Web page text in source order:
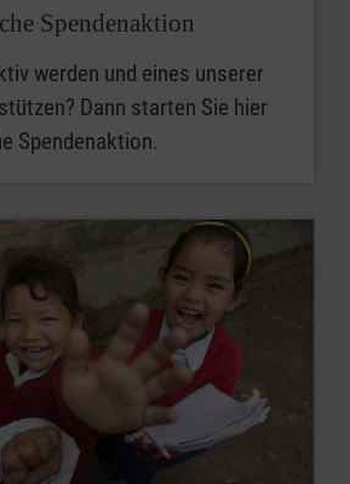
Spendenaktion
werden und eines unserer
Dann starten Sie hier
Spendenaktion.